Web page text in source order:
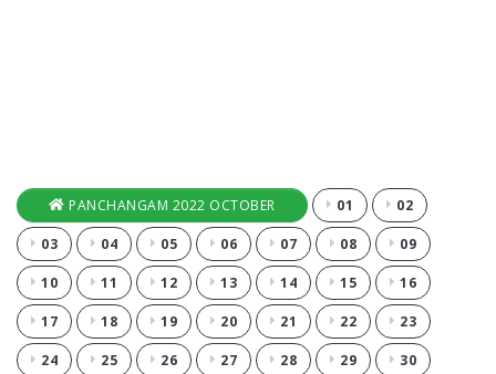
PANCHANGAM 2022 OCTOBER 01 02
03 04 05 06 07 08 09
10 11 12 13 14 15 16
17 18 19 20 21 22 23
24 25 26 27 28 29 30